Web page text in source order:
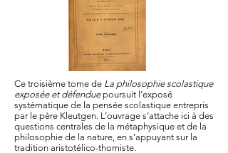
Ce troisième tome de La philosophie scolastique
exposée et défenduepoursuit l’exposé
systématique de la pensée scolastique entrepris
par le père Kleutgen. L’ouvrage s’attache ici à des
questions centrales de la métaphysique et de la
philosophie de la nature, en s’appuyant sur la
tradition aristotélico-thomiste.